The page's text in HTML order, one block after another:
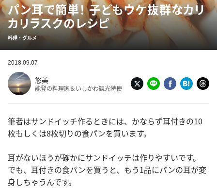
パン耳で簡単！ 子どもウケ抜群なカリ
カリラスクのレシピ
料理・グルメ
2018.09.07
悠美
能登の料理家＆いしかわ観光特使
筆者はサンドイッチ作るときには、かならず耳付きの10
枚もしくは8枚切りの食パンを買います。
耳がないほうが確かにサンドイッチは作りやすいです。
でも、耳付きの食パンを買うと、もう1品にパンの耳が変
身しちゃうんです。